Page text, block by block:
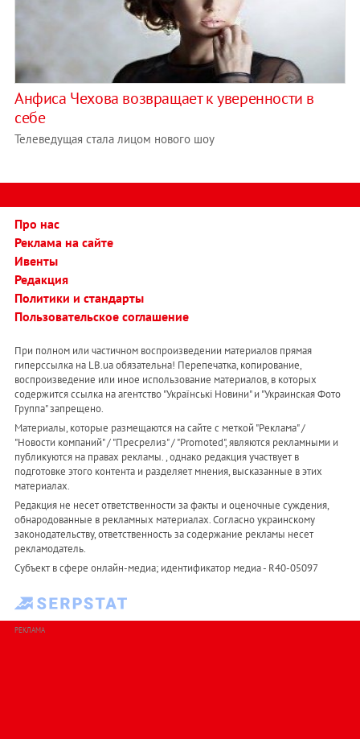
Анфиса Чехова возвращает к уверенности в
себе
Телеведущая стала лицом нового шоу
Про нас
Реклама на сайте
Ивенты
Редакция
Политики и стандарты
Пользовательское соглашение
При полном или частичном воспроизведении материалов прямая
гиперссылка на LB.ua обязательна! Перепечатка, копирование,
воспроизведение или иное использование материалов, в которых
содержится ссылка на агентство "Українськi Новини" и "Украинская Фото
Группа" запрещено.
Материалы, которые размещаются на сайте с меткой "Реклама" /
"Новости компаний" / "Пресрелиз" / "Promoted", являются рекламными и
публикуются на правах рекламы. , однако редакция участвует в
подготовке этого контента и разделяет мнения, высказанные в этих
материалах.
Редакция не несет ответственности за факты и оценочные суждения,
обнародованные в рекламных материалах. Согласно украинскому
законодательству, ответственность за содержание рекламы несет
рекламодатель.
Субъект в сфере онлайн-медиа; идентификатор медиа - R40-05097
РЕКЛАМА